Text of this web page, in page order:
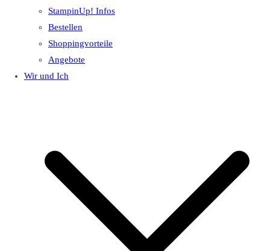
StampinUp! Infos
Bestellen
Shoppingvorteile
Angebote
Wir und Ich